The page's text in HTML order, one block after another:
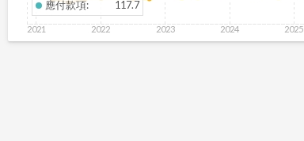
2021 2022 2023 2024 2025
應付款項: 117.7